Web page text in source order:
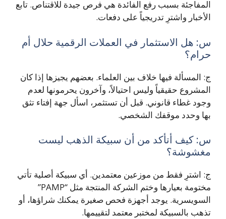
المفاجئة بسبب رفع الفائدة هي فرص جيدة للاقتناص. تابع
الأخبار واشترِ تدريجياً على دفعات.
س: هل الاستثمار في العملات الرقمية حلال أم
حرام؟
ج: المسألة فيها خلاف بين العلماء. بعضهم يجيزها إذا كان
المشروع حقيقياً وليس احتيالاً، وآخرون يحرمونها لعدم
وجود غطاء قانوني. قبل أن تستثمر، اسأل جهة إفتاء تثق
بها وحدد موقفك الشخصي.
س: كيف أتأكد من أن سبيكة الذهب ليست
مغشوشة؟
ج: اشترِ فقط من موزعين معتمدين. أي سبيكة أصلية تأتي
مختومة بعيارها وختم الشركة المنتجة مثل “PAMP”
السويسرية. يوجد أجهزة فحص صغيرة يمكنك شراؤها، أو
تذهب بالسبيكة لمختبر معتمد لتقييمها.